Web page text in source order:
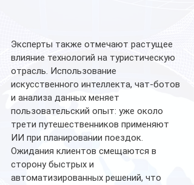
Эксперты также отмечают растущее
влияние технологий на туристическую
отрасль. Использование
искусственного интеллекта, чат-ботов
и анализа данных меняет
пользовательский опыт: уже около
трети путешественников применяют
ИИ при планировании поездок.
Ожидания клиентов смещаются в
сторону быстрых и
автоматизированных решений, что